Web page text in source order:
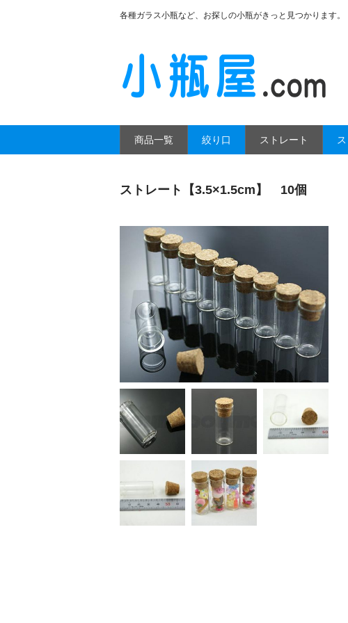
各種ガラス小瓶など、お探しの小瓶がきっと見つかります。
商品一覧 絞り口 ストレート
ストレート【3.5×1.5cm】 10個